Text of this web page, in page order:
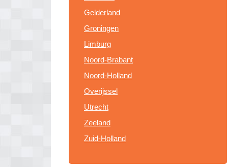
Gelderland
Groningen
Limburg
Noord-Brabant
Noord-Holland
Overijssel
Utrecht
Zeeland
Zuid-Holland